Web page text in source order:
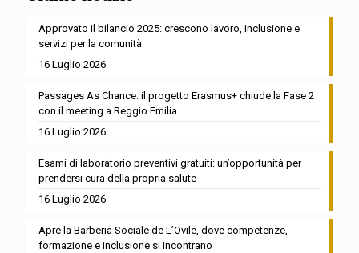
Approvato il bilancio 2025: crescono lavoro, inclusione e
servizi per la comunità
16 Luglio 2026
Passages As Chance: il progetto Erasmus+ chiude la Fase 2
con il meeting a Reggio Emilia
16 Luglio 2026
Esami di laboratorio preventivi gratuiti: un’opportunità per
prendersi cura della propria salute
16 Luglio 2026
Apre la Barberia Sociale de L’Ovile, dove competenze,
formazione e inclusione si incontrano